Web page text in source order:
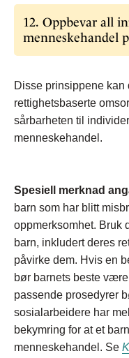
12. Oppbevar all
menneskehandel
Disse prinsippene kan
rettighetsbaserte
sårbarheten til
menneskehandel.
Spesiell merknad
barn som har blitt
oppmerksomhet. Bruk
barn, inkludert deres
påvirke dem. Hvis en
bør barnets beste
passende prosedyrer
sosialarbeidere har
bekymring for at et
menneskehandel. Se